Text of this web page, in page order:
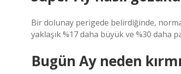
Bir dolunay perigede belirdiğinde,
yaklaşık %17 daha büyük ve %30 daha
Bugün Ay neden